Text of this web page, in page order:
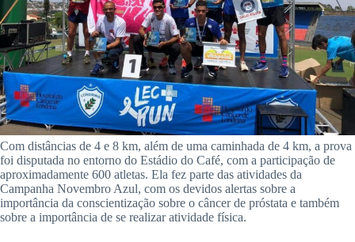
Com distâncias de 4 e 8 km, além de uma caminhada de 4 km, a prova
foi disputada no entorno do Estádio do Café, com a participação de
aproximadamente 600 atletas. Ela fez parte das atividades da
Campanha Novembro Azul, com os devidos alertas sobre a
importância da conscientização sobre o câncer de próstata e também
sobre a importância de se realizar atividade física.